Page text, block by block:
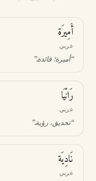
أَمِيرَة
عربي
“أميرة؛ قائدة.”
رَانْيَا
عربي
“تحديق، رؤية.”
نَادِيَة
عربي